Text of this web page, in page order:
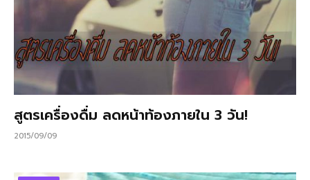
สูตรเครื่องดื่ม ลดหน้าท้องภายใน 3 วัน!
2015/09/09